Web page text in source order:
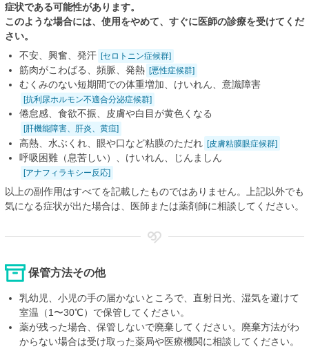
症状である可能性があります。
このような場合には、使用をやめて、すぐに医師の診療を受けてくだ
さい。
不安、興奮、発汗 [セロトニン症候群]
筋肉がこわばる、頻脈、発熱 [悪性症候群]
むくみのない短期間での体重増加、けいれん、意識障害
[抗利尿ホルモン不適合分泌症候群]
倦怠感、食欲不振、皮膚や白目が黄色くなる
[肝機能障害、肝炎、黄疸]
高熱、水ぶくれ、眼や口など粘膜のただれ [皮膚粘膜眼症候群]
呼吸困難（息苦しい）、けいれん、じんましん
[アナフィラキシー反応]
以上の副作用はすべてを記載したものではありません。上記以外でも
気になる症状が出た場合は、医師または薬剤師に相談してください。
保管方法その他
乳幼児、小児の手の届かないところで、直射日光、湿気を避けて
室温（1〜30℃）で保管してください。
薬が残った場合、保管しないで廃棄してください。廃棄方法がわ
からない場合は受け取った薬局や医療機関に相談してください。